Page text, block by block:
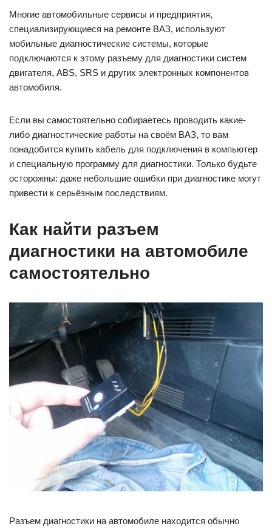
Многие автомобильные сервисы и предприятия,
специализирующиеся на ремонте ВАЗ, используют
мобильные диагностические системы, которые
подключаются к этому разъему для диагностики систем
двигателя, ABS, SRS и других электронных компонентов
автомобиля.
Если вы самостоятельно собираетесь проводить какие-
либо диагностические работы на своём ВАЗ, то вам
понадобится купить кабель для подключения в компьютер
и специальную программу для диагностики. Только будьте
осторожны: даже небольшие ошибки при диагностике могут
привести к серьёзным последствиям.
Как найти разъем
диагностики на автомобиле
самостоятельно
Разъем диагностики на автомобиле находится обычно